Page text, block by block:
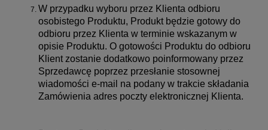
W przypadku wyboru przez Klienta odbioru
osobistego Produktu, Produkt będzie gotowy do
odbioru przez Klienta w terminie wskazanym w
opisie Produktu. O gotowości Produktu do odbioru
Klient zostanie dodatkowo poinformowany przez
Sprzedawcę poprzez przesłanie stosownej
wiadomości e-mail na podany w trakcie składania
Zamówienia adres poczty elektronicznej Klienta.